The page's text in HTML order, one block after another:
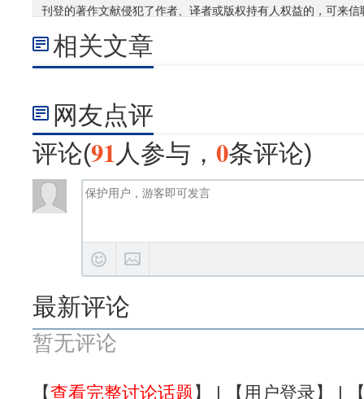
刊登的著作文献侵犯了作者、译者或版权持有人权益的，可来
相关文章
网友点评
评论(91人参与， 0条评论)
最新评论
暂无评论
【查看完整讨论话题】 | 【 用户登录】 |